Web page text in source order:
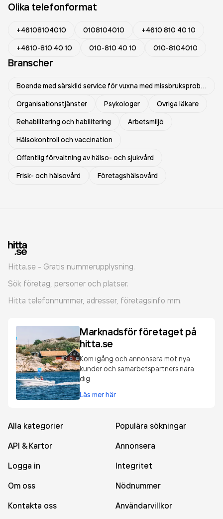
Olika telefonformat
+46108104010 0108104010
+4610 810 40 10
+4610-810 40 10
010-810 40 10 010-8104010
Branscher
Boende med särskild service för vuxna med missbruksproblem
Organisationstjänster
Psykologer
Övriga läkare
Rehabilitering och habilitering
Arbetsmiljö
Hälsokontroll och vaccination
Offentlig förvaltning av hälso- och sjukvård
Frisk- och hälsovård
Företagshälsovård
Hitta.se - Gratis nummerupplysning.
Sök företag, personer och platser.
Hitta telefonnummer, adresser, företagsinfo mm.
Marknadsför företaget på
hitta.se
Kom igång och annonsera mot nya
kunder och samarbetspartners nära
dig.
Läs mer här
Alla kategorier
Populära sökningar
API & Kartor
Annonsera
Logga in
Integritet
Om oss
Nödnummer
Kontakta oss
Användarvillkor